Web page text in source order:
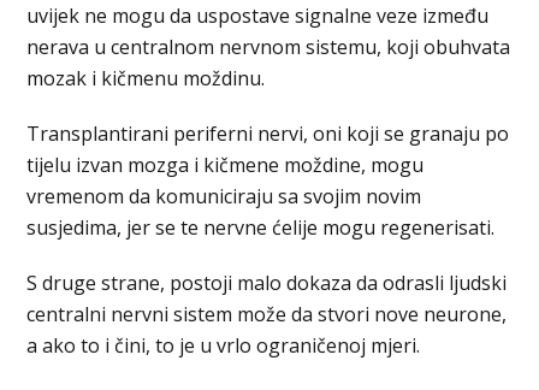
uvijek ne mogu da uspostave signalne veze između
nerava u centralnom nervnom sistemu, koji obuhvata
mozak i kičmenu moždinu.
Transplantirani periferni nervi, oni koji se granaju po
tijelu izvan mozga i kičmene moždine, mogu
vremenom da komuniciraju sa svojim novim
susjedima, jer se te nervne ćelije mogu regenerisati.
S druge strane, postoji malo dokaza da odrasli ljudski
centralni nervni sistem može da stvori nove neurone,
a ako to i čini, to je u vrlo ograničenoj mjeri.